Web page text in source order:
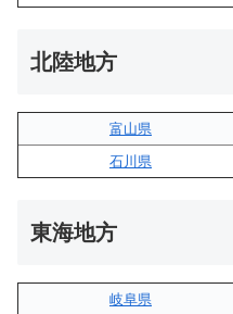
北陸地方
富山県
石川県
東海地方
岐阜県